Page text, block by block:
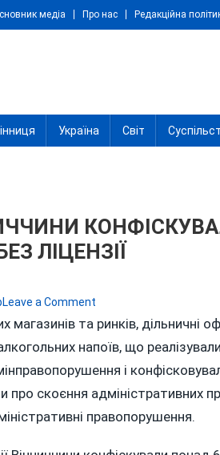
медіа Про нас Редакційна
Україна Світ
ЛІЦЕНЗІЇ
Leave a Comment
ПОЛІЦІЯ
ВІННИЧЧИНИ
НЕЗАКОННИЙ
ТЮТЮН
ТА
магазинів та ринків, дільничні
напоїв, що
і
про скоєння адміністративних
правопорушення.